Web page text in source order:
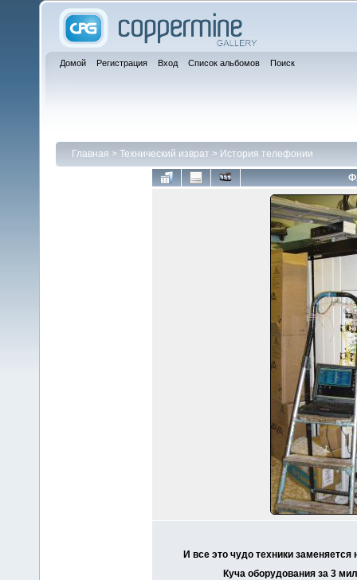
Домой Регистрация Вход Список альбомов Поиск
Главная > Технический изврат > История телефонии
И все это чудо техники
Куча оборудования за 3